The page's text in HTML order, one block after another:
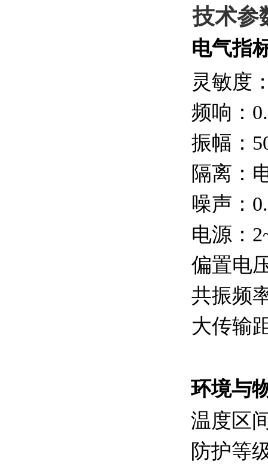
技术参
电气指
灵敏度
频响：
振幅：
隔离：
噪声：
电源：
偏置电
共振频
大传输
环境与
温度区
防护等